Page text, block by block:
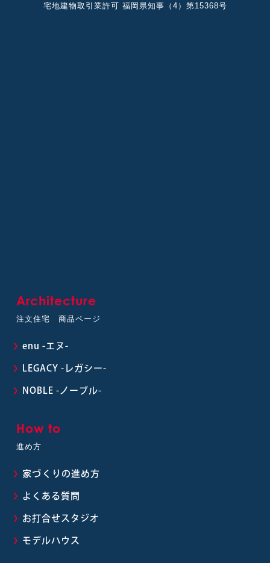
宅地建物取引業許可 福岡県知事（4）第15368号
Architecture
注文住宅 商品ページ
enu -エヌ-
LEGACY -レガシー-
NOBLE -ノーブル-
How to
進め方
家づくりの進め方
よくある質問
お打合せスタジオ
モデルハウス